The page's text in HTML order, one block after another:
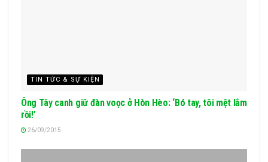
TIN TỨC & SỰ KIỆN
Ông Tây canh giữ đàn voọc ở Hòn Hèo: ‘Bó tay, tôi mệt lắm
rồi!’
26/09/2015